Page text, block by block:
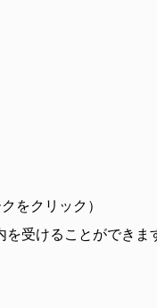
をクリック）
受けることができま